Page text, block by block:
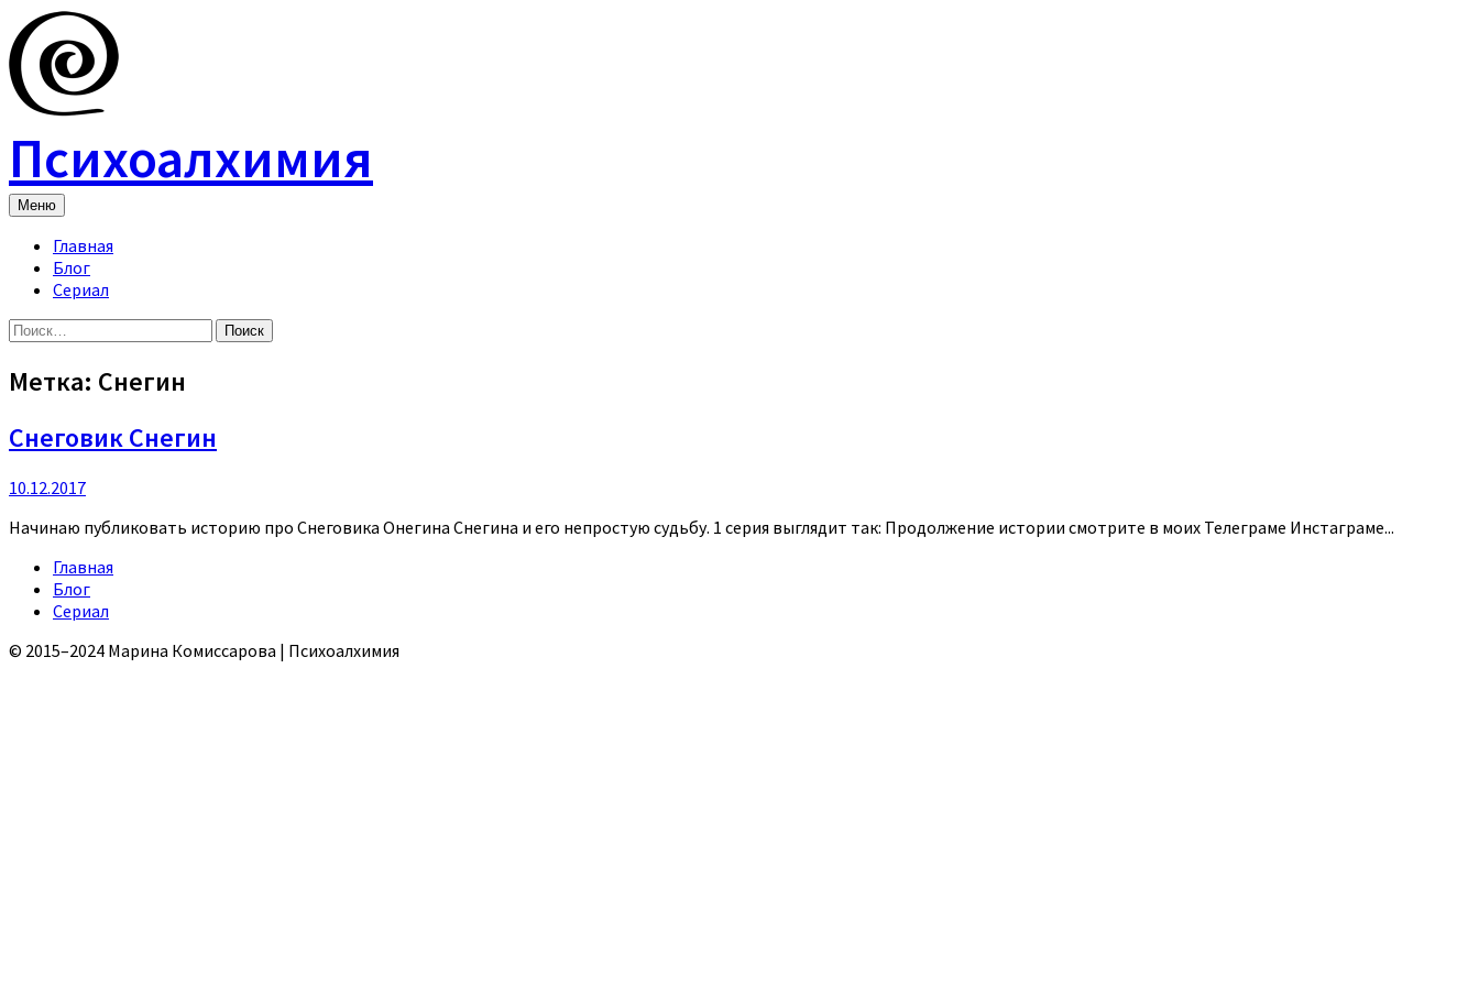
Skip
to
content
Психоалхимия
Меню
Главная
Блог
Сериал
Найти:
Метка: Снегин
Снеговик Снегин
10.12.2017
Начинаю публиковать историю про Снеговика Онегина Снегина и его непростую судьбу. 1 серия выглядит так: Продолжение истории смотрите в моих Телеграме Инстаграме...
Главная
Блог
Сериал
© 2015–2024 Марина Комиссарова | Психоалхимия